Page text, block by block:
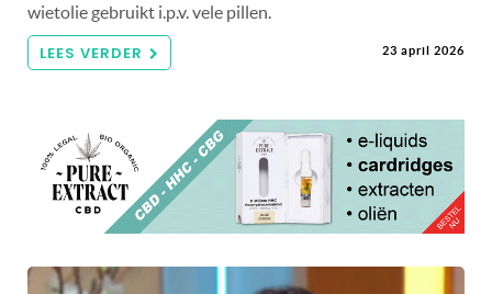
wietolie gebruikt i.p.v. vele pillen.
LEES VERDER 23 april 2026